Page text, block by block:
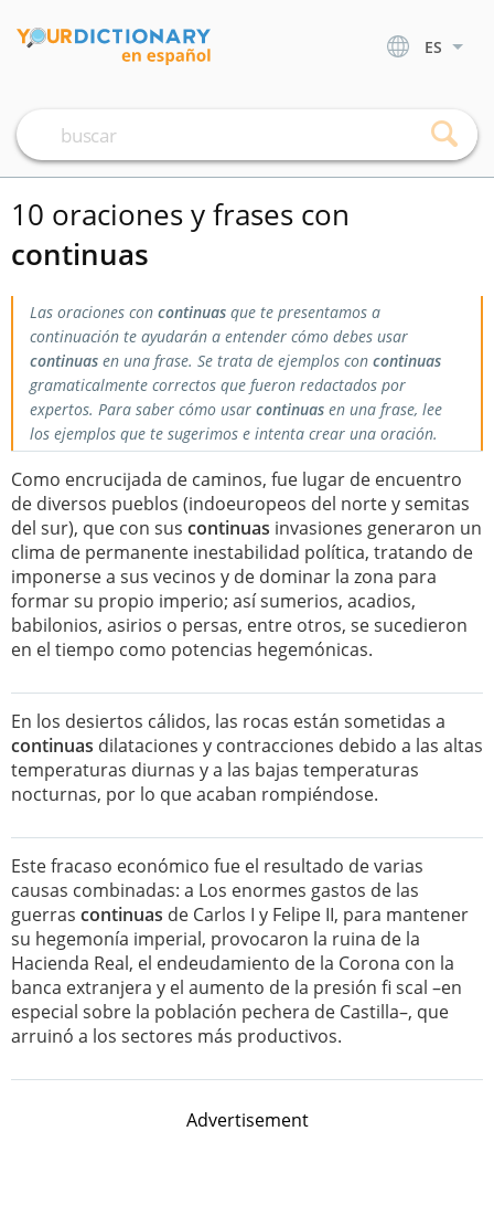
ES
10 oraciones y frases con
continuas
Las oraciones con continuas que te presentamos a
continuación te ayudarán a entender cómo debes usar
continuas en una frase. Se trata de ejemplos con continuas
gramaticalmente correctos que fueron redactados por
expertos. Para saber cómo usar continuas en una frase, lee
los ejemplos que te sugerimos e intenta crear una oración.
Como encrucijada de caminos, fue lugar de encuentro
de diversos pueblos (indoeuropeos del norte y semitas
del sur), que con sus continuas invasiones generaron un
clima de permanente inestabilidad política, tratando de
imponerse a sus vecinos y de dominar la zona para
formar su propio imperio; así sumerios, acadios,
babilonios, asirios o persas, entre otros, se sucedieron
en el tiempo como potencias hegemónicas.
En los desiertos cálidos, las rocas están sometidas a
continuas dilataciones y contracciones debido a las altas
temperaturas diurnas y a las bajas temperaturas
nocturnas, por lo que acaban rompiéndose.
Este fracaso económico fue el resultado de varias
causas combinadas: a Los enormes gastos de las
guerras continuas de Carlos I y Felipe II, para mantener
su hegemonía imperial, provocaron la ruina de la
Hacienda Real, el endeudamiento de la Corona con la
banca extranjera y el aumento de la presión fi scal –en
especial sobre la población pechera de Castilla–, que
arruinó a los sectores más productivos.
Advertisement